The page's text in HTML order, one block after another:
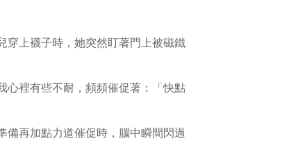
穿上襪子時，她突然盯著門上被磁鐵
心裡有些不耐，頻頻催促著：「快點
備再加點力道催促時，腦中瞬間閃過